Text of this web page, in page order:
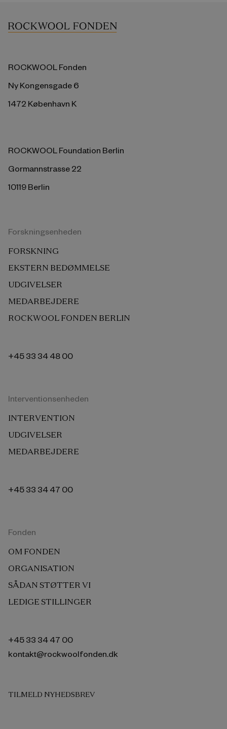
ROCKWOOL Fonden
Ny Kongensgade 6
1472 København K
ROCKWOOL Foundation Berlin
Gormannstrasse 22
10119 Berlin
Forskningsenheden
FORSKNING
EKSTERN BEDØMMELSE
UDGIVELSER
MEDARBEJDERE
ROCKWOOL FONDEN BERLIN
+45 33 34 48 00
Interventionsenheden
INTERVENTION
UDGIVELSER
MEDARBEJDERE
+45 33 34 47 00
Fonden
OM FONDEN
ORGANISATION
SÅDAN STØTTER VI
LEDIGE STILLINGER
+45 33 34 47 00
kontakt@rockwoolfonden.dk
TILMELD NYHEDSBREV